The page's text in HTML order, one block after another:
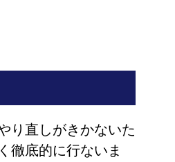
り直しがきかないた
徹底的に行ないま